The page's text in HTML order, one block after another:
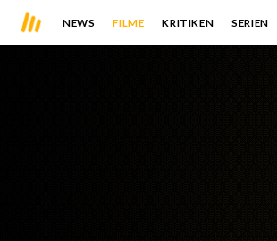
NEWS FILME KRITIKEN SERIEN